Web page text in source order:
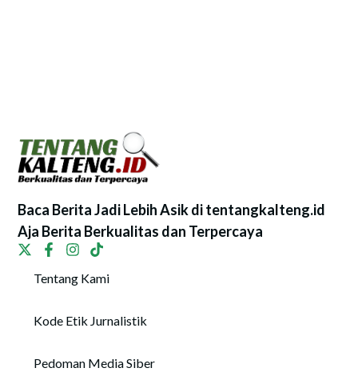
Baca Berita Jadi Lebih Asik di tentangkalteng.id
Aja Berita Berkualitas dan Terpercaya
Tentang Kami
Kode Etik Jurnalistik
Pedoman Media Siber